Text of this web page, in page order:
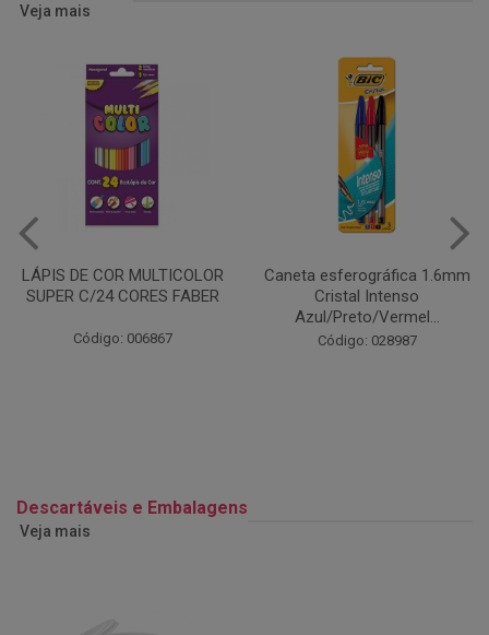
Veja mais
Caneta esferográfica 1.6mm
Cristal Intenso
Código: 028987
COLA EM BASTÃO 40G - LEO
& LEO
Código: 028164
Descartáveis e Embalagens
Veja mais